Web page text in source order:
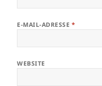
E-MAIL-ADRESSE *
WEBSITE